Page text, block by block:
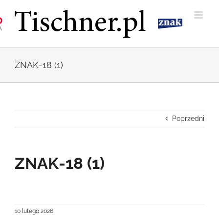
zawartości
ZNAK-18 (1)
Poprzedni
ZNAK-18 (1)
10 lutego 2026